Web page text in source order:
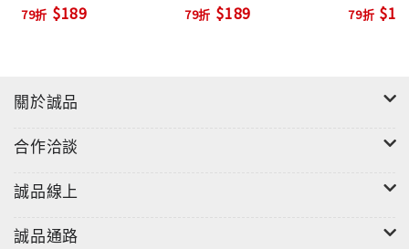
79折 $189 79折 $189 79折
關於誠品
合作洽談
誠品線上
誠品通路